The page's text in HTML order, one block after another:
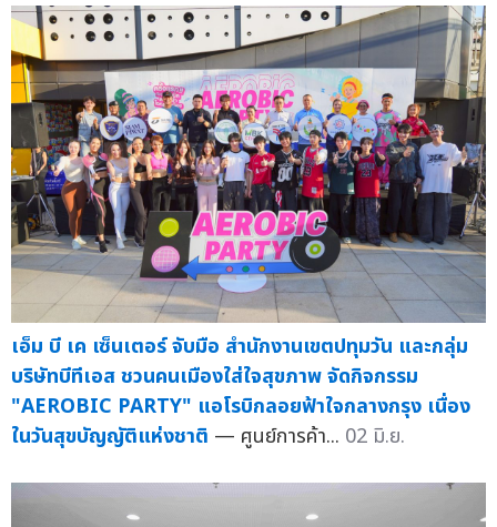
เอ็ม บี เค เซ็นเตอร์ จับมือ สำนักงานเขตปทุมวัน และกลุ่ม
บริษัทบีทีเอส ชวนคนเมืองใส่ใจสุขภาพ จัดกิจกรรม
"AEROBIC PARTY" แอโรบิกลอยฟ้าใจกลางกรุง เนื่อง
ในวันสุขบัญญัติแห่งชาติ — ศูนย์การค้า... 02 มิ.ย.